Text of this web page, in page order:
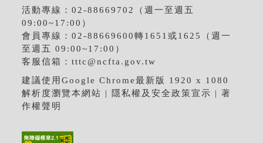
活動專線：02-88669702（週一至週五
09:00~17:00）
會員專線：02-88669600轉1651或1625（週一
至週五 09:00~17:00）
客服信箱：tttc@ncfta.gov.tw
建議使用Google Chrome最新版 1920 x 1080
解析度瀏覽本網站 | 隱私權及安全政策宣示 |著
作權聲明